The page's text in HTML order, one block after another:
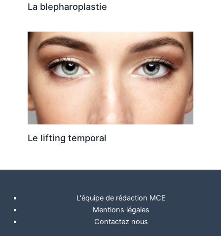
La blepharoplastie
Le lifting temporal
L'équipe de rédaction MCE
Mentions légales
Contactez nous